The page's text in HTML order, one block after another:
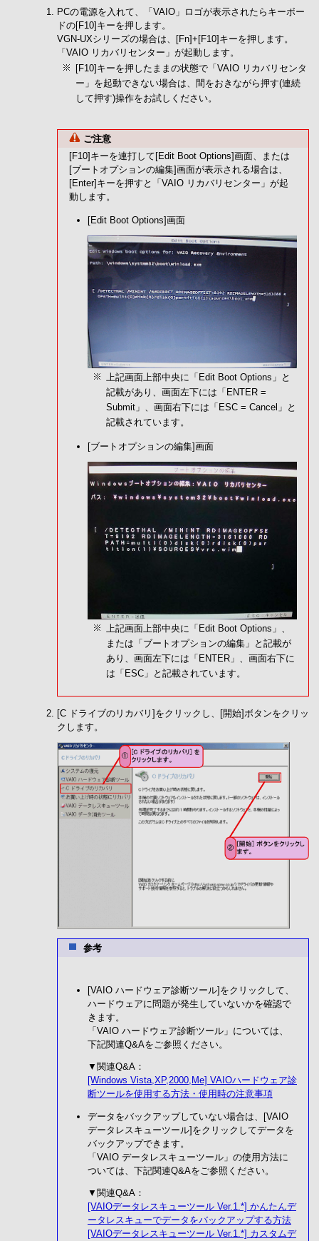
PCの電源を入れて、「VAIO」ロゴが表示されたらキーボー
ドの[F10]キーを押します。
VGN-UXシリーズの場合は、[Fn]+[F10]キーを押します。
「VAIO リカバリセンター」が起動します。
[F10]キーを押したままの状態で「VAIO リカバリセンタ
ー」を起動できない場合は、間をおきながら押す(連続
して押す)操作をお試しください。
ご注意
[F10]キーを連打して[Edit Boot Options]画面、または
[ブートオプションの編集]画面が表示される場合は、
[Enter]キーを押すと「VAIO リカバリセンター」が起
動します。
[Edit Boot Options]画面
上記画面上部中央に「Edit Boot Options」と
記載があり、画面左下には「ENTER =
Submit」、画面右下には「ESC = Cancel」と
記載されています。
[ブートオプションの編集]画面
上記画面上部中央に「Edit Boot Options」、
または「ブートオプションの編集」と記載が
あり、画面左下には「ENTER」、画面右下に
は「ESC」と記載されています。
[C ドライブのリカバリ]をクリックし、[開始]ボタンをクリッ
クします。
参考
[VAIO ハードウェア診断ツール]をクリックして、
ハードウェアに問題が発生していないかを確認で
きます。
「VAIO ハードウェア診断ツール」については、
下記関連Q&Aをご参照ください。
▼関連Q&A：
[Windows Vista,XP,2000,Me] VAIOハードウェア診
断ツールを使用する方法・使用時の注意事項
データをバックアップしていない場合は、[VAIO
データレスキューツール]をクリックしてデータを
バックアップできます。
「VAIO データレスキューツール」の使用方法に
ついては、下記関連Q&Aをご参照ください。
▼関連Q&A：
[VAIOデータレスキューツール Ver.1.*] かんたんデ
ータレスキューでデータをバックアップする方法
[VAIOデータレスキューツール Ver.1.*] カスタムデ